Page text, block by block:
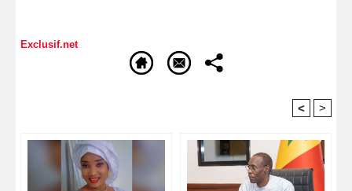
Exclusif.net
< >